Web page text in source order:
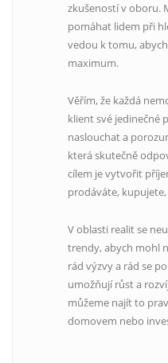
zkušeností v oboru.
pomáhat lidem při
vedou k tomu,
maximum.
Věřím, že každá
klient své jedinečné
naslouchat a
která skutečně
cílem je vytvořit
prodáváte,
V oblasti realit se
trendy, abych mohl
rád výzvy a rád se
umožňují růst a
můžeme najít to
domovem nebo